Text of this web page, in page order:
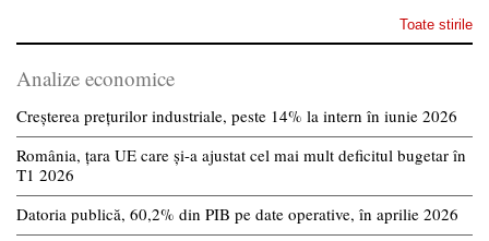
Toate stirile
Analize economice
Creșterea prețurilor industriale, peste 14% la intern în iunie 2026
România, țara UE care și-a ajustat cel mai mult deficitul bugetar în
T1 2026
Datoria publică, 60,2% din PIB pe date operative, în aprilie 2026